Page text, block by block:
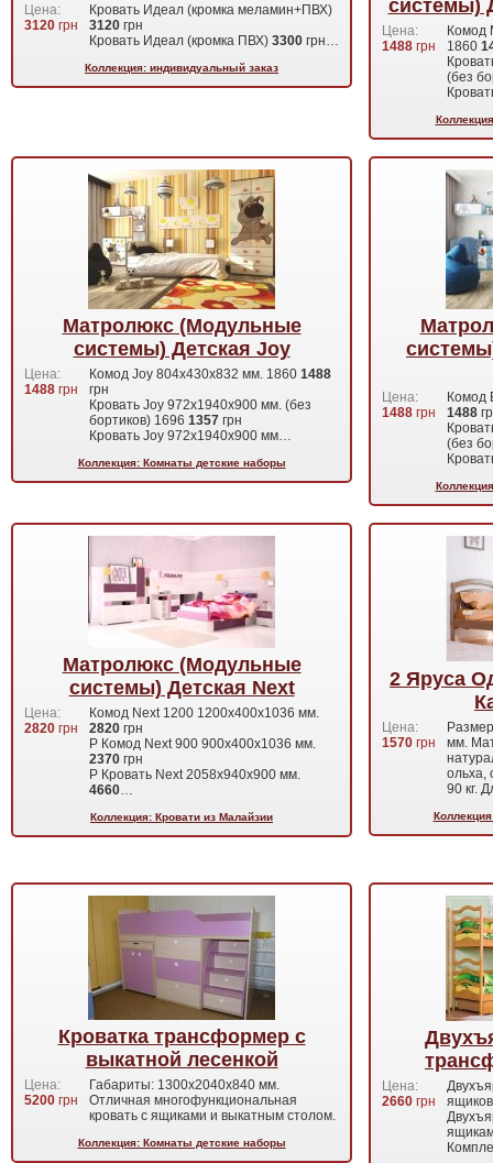
Цена:
3120 грн
Кровать Идеал (кромка меламин+ПВХ)
3120 грн
Кровать Идеал (кромка ПВХ) 3300 грн…
Коллекция: индивидуальный заказ
системы)
Цена:
1488 грн
Комод
1860
(без
Матролюкс (Модульные
системы) Детская Joy
Цена:
1488 грн
Комод Joy 804х430х832 мм. 1860 1488
грн
Кровать Joy 972х1940х900 мм. (без
бортиков) 1696 1357 грн
Кровать Joy 972х1940х900 мм…
Коллекция: Комнаты детские наборы
Цена:
1488 грн
Комод
1488
(без
Матролюкс (Модульные
системы) Детская Next
Цена:
2820 грн
Комод Next 1200 1200х400х1036 мм.
2820 грн
Р Комод Next 900 900х400х1036 мм.
2370 грн
Р Кровать Next 2058х940х900 мм.
4660…
Коллекция: Кровати из Малайзии
2 Яруса
Цена:
1570 грн
мм.
ольха,
90 кг.
Кроватка трансформер с
выкатной лесенкой
Цена:
5200 грн
Габариты: 1300х2040х840 мм.
Отличная многофункциональная
кровать с ящиками и выкатным столом.
Коллекция: Комнаты детские наборы
Цена:
2660 грн